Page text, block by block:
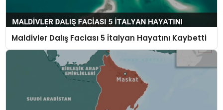
Maldivler Dalış Faciası 5 İtalyan Hayatını Kaybetti